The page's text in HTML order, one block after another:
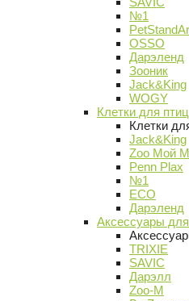
№1
OSSO
Дарэленд
Зооник
Jack&King
WOGY
Клетки для птиц
Клетки
Jack&King
Zoo Мой
Penn Plax
№1
ECO
Дарэленд
Аксессуары
TRIXIE
SAVIC
Дарэлл
Zoo-M